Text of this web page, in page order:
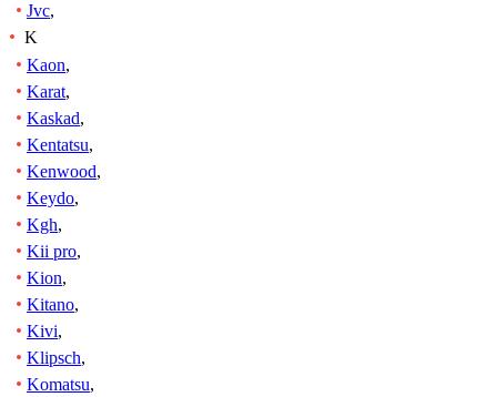
Jvc,
K
Kaon,
Karat,
Kaskad,
Kentatsu,
Kenwood,
Keydo,
Kgh,
Kii pro,
Kion,
Kitano,
Kivi,
Klipsch,
Komatsu,